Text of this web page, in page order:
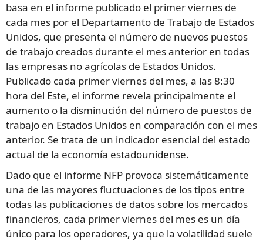
basa en el informe publicado el primer viernes de
cada mes por el Departamento de Trabajo de Estados
Unidos, que presenta el número de nuevos puestos
de trabajo creados durante el mes anterior en todas
las empresas no agrícolas de Estados Unidos.
Publicado cada primer viernes del mes, a las 8:30
hora del Este, el informe revela principalmente el
aumento o la disminución del número de puestos de
trabajo en Estados Unidos en comparación con el mes
anterior. Se trata de un indicador esencial del estado
actual de la economía estadounidense.
Dado que el informe NFP provoca sistemáticamente
una de las mayores fluctuaciones de los tipos entre
todas las publicaciones de datos sobre los mercados
financieros, cada primer viernes del mes es un día
único para los operadores, ya que la volatilidad suele